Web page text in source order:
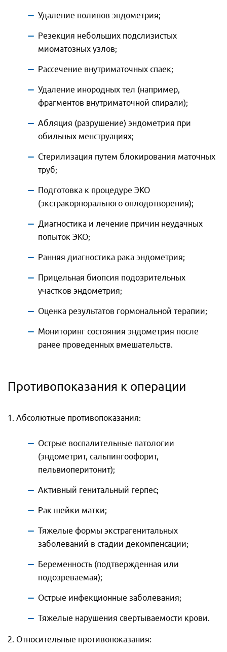
Удаление полипов эндометрия;
Резекция небольших подслизистых
миоматозных узлов;
Рассечение внутриматочных спаек;
Удаление инородных тел (например,
фрагментов внутриматочной спирали);
Абляция (разрушение) эндометрия при
обильных менструациях;
Стерилизация путем блокирования маточных
труб;
Подготовка к процедуре ЭКО
(экстракорпорального оплодотворения);
Диагностика и лечение причин неудачных
попыток ЭКО;
Ранняя диагностика рака эндометрия;
Прицельная биопсия подозрительных
участков эндометрия;
Оценка результатов гормональной терапии;
Мониторинг состояния эндометрия после
ранее проведенных вмешательств.
Противопоказания к операции
1. Абсолютные противопоказания:
Острые воспалительные патологии
(эндометрит, сальпингоофорит,
пельвиоперитонит);
Активный генитальный герпес;
Рак шейки матки;
Тяжелые формы экстрагенитальных
заболеваний в стадии декомпенсации;
Беременность (подтвержденная или
подозреваемая);
Острые инфекционные заболевания;
Тяжелые нарушения свертываемости крови.
2. Относительные противопоказания: